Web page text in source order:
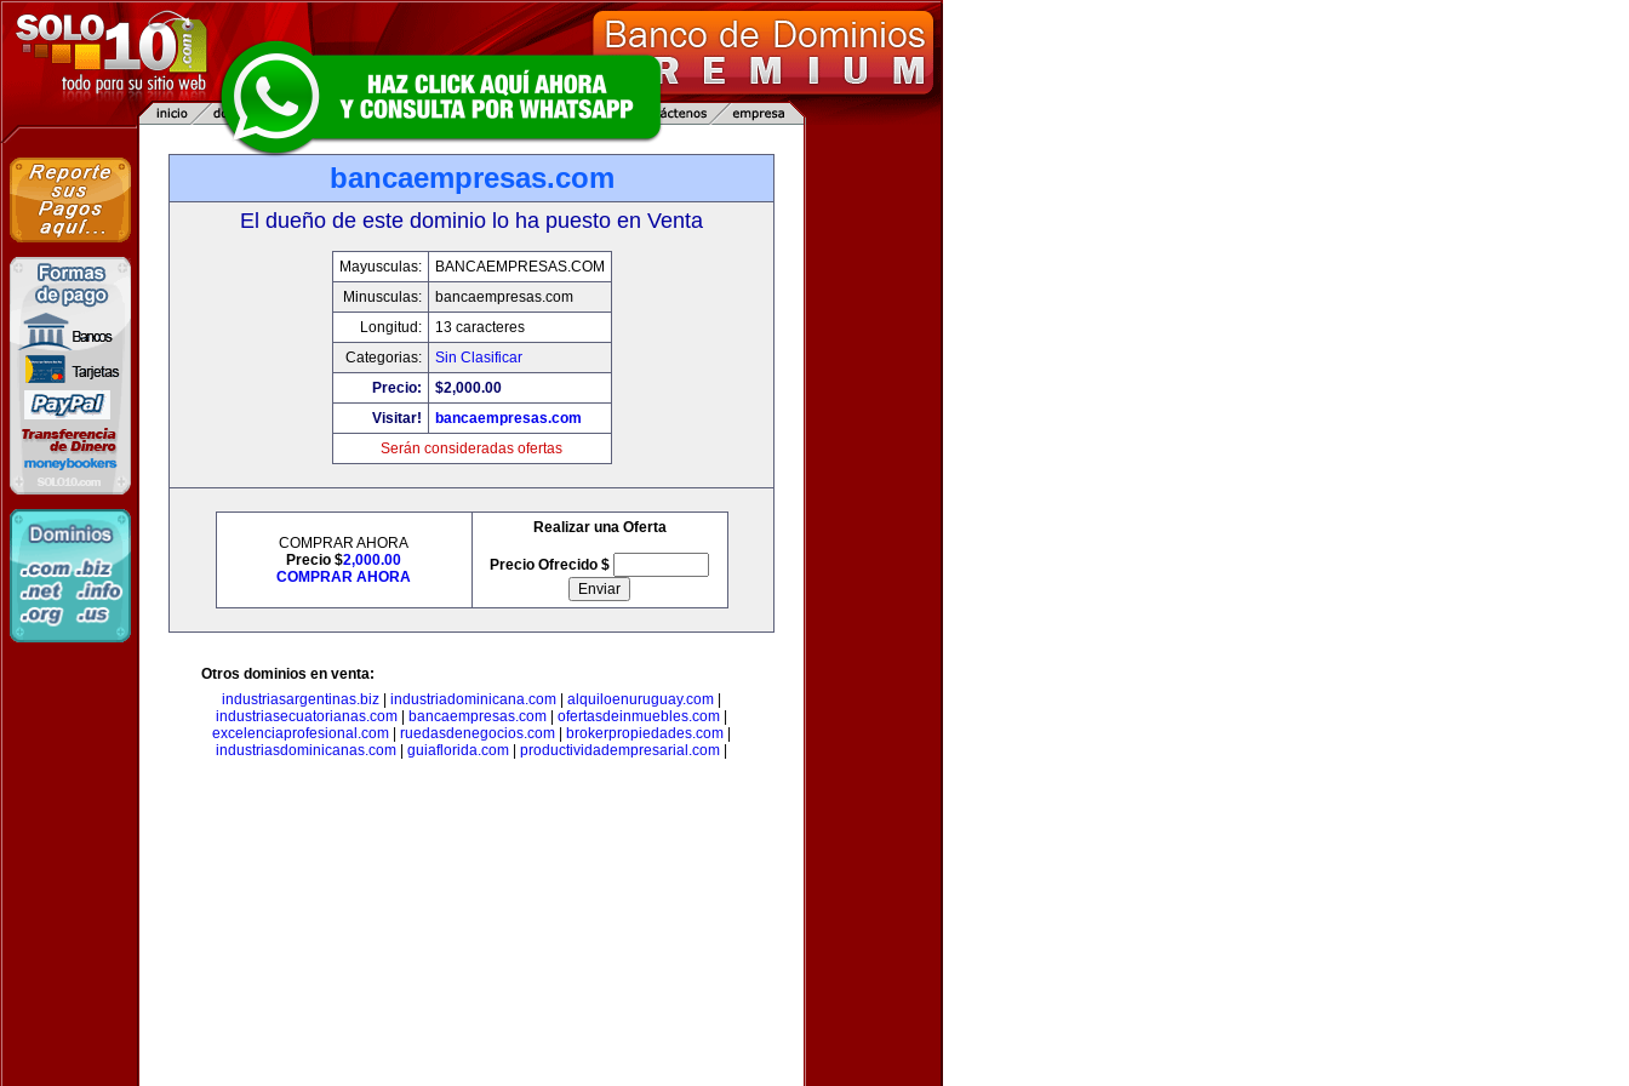
bancaempresas.com
El dueño de este dominio lo ha puesto en Venta
Mayusculas:
BANCAEMPRESAS.COM
Minusculas:
bancaempresas.com
Longitud:
13 caracteres
Categorias:
Sin Clasificar
Precio:
$2,000.00
Visitar!
bancaempresas.com
Serán consideradas ofertas
COMPRAR AHORA
Precio $2,000.00
COMPRAR AHORA
Realizar una Oferta
Precio Ofrecido $
Otros dominios en venta:
industriasargentinas.biz
industriadominicana.com alquiloenuruguay.com
industriasecuatorianas.com
bancaempresas.com ofertasdeinmuebles.com
excelenciaprofesional.com
ruedasdenegocios.com brokerpropiedades.com
industriasdominicanas.com
guiaflorida.com productividadempresarial.com